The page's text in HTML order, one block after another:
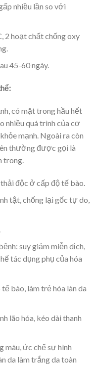
nhiều lần so với
2 hoạt chất chống oxy
45-60 ngày.
có mặt trong hầu hết
nhiều quá trình của cơ
mạnh. Ngoài ra còn
thường được gọi là
trong.
độc ở cấp độ tế bào.
tật, chống lại gốc tự do,
suy giảm miễn dịch,
tác dụng phụ của hóa
bào, làm trẻ hóa làn da
lão hóa, kéo dài thanh
màu, ức chế sự hình
da làm trắng da toàn